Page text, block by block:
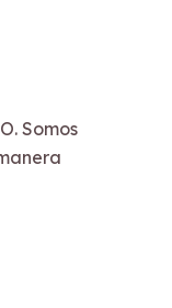
Somos